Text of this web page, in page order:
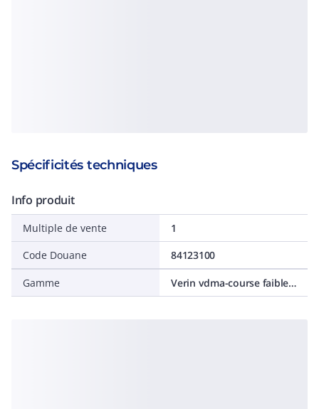
Spécificités techniques
Info produit
Multiple de vente
1
Code Douane
84123100
Gamme Verin vdma-course faible - compact iso